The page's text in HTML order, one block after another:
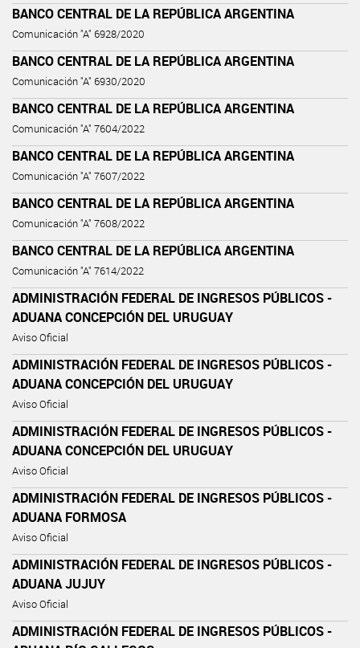
BANCO CENTRAL DE LA REPÚBLICA ARGENTINA
Comunicación "A" 6928/2020
BANCO CENTRAL DE LA REPÚBLICA ARGENTINA
Comunicación "A" 6930/2020
BANCO CENTRAL DE LA REPÚBLICA ARGENTINA
Comunicación "A" 7604/2022
BANCO CENTRAL DE LA REPÚBLICA ARGENTINA
Comunicación "A" 7607/2022
BANCO CENTRAL DE LA REPÚBLICA ARGENTINA
Comunicación "A" 7608/2022
BANCO CENTRAL DE LA REPÚBLICA ARGENTINA
Comunicación "A" 7614/2022
ADMINISTRACIÓN FEDERAL DE INGRESOS PÚBLICOS -
ADUANA CONCEPCIÓN DEL URUGUAY
Aviso Oficial
ADMINISTRACIÓN FEDERAL DE INGRESOS PÚBLICOS -
ADUANA CONCEPCIÓN DEL URUGUAY
Aviso Oficial
ADMINISTRACIÓN FEDERAL DE INGRESOS PÚBLICOS -
ADUANA CONCEPCIÓN DEL URUGUAY
Aviso Oficial
ADMINISTRACIÓN FEDERAL DE INGRESOS PÚBLICOS -
ADUANA FORMOSA
Aviso Oficial
ADMINISTRACIÓN FEDERAL DE INGRESOS PÚBLICOS -
ADUANA JUJUY
Aviso Oficial
ADMINISTRACIÓN FEDERAL DE INGRESOS PÚBLICOS -